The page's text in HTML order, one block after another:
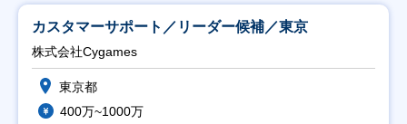
カスタマーサポート／リーダー候補／東京
株式会社Cygames
東京都
400万~1000万